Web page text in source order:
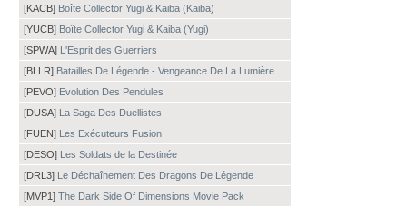
[KACB] Boîte Collector Yugi & Kaiba (Kaiba)
[YUCB] Boîte Collector Yugi & Kaiba (Yugi)
[SPWA] L'Esprit des Guerriers
[BLLR] Batailles De Légende - Vengeance De La Lumière
[PEVO] Evolution Des Pendules
[DUSA] La Saga Des Duellistes
[FUEN] Les Exécuteurs Fusion
[DESO] Les Soldats de la Destinée
[DRL3] Le Déchaînement Des Dragons De Légende
[MVP1] The Dark Side Of Dimensions Movie Pack